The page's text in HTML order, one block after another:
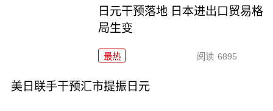
日元干预落地 日本进出口贸易格
局生变
最热 阅读 6895
美日联手干预汇市提振日元